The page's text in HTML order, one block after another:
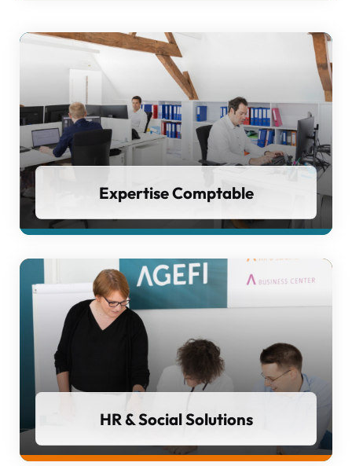
Expertise Comptable
HR & Social Solutions